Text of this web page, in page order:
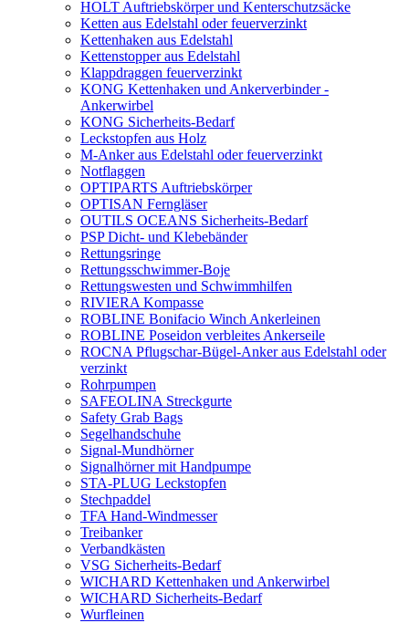
HOLT Auftriebskörper und Kenterschutzsäcke
Ketten aus Edelstahl oder feuerverzinkt
Kettenhaken aus Edelstahl
Kettenstopper aus Edelstahl
Klappdraggen feuerverzinkt
KONG Kettenhaken und Ankerverbinder -
Ankerwirbel
KONG Sicherheits-Bedarf
Leckstopfen aus Holz
M-Anker aus Edelstahl oder feuerverzinkt
Notflaggen
OPTIPARTS Auftriebskörper
OPTISAN Ferngläser
OUTILS OCEANS Sicherheits-Bedarf
PSP Dicht- und Klebebänder
Rettungsringe
Rettungsschwimmer-Boje
Rettungswesten und Schwimmhilfen
RIVIERA Kompasse
ROBLINE Bonifacio Winch Ankerleinen
ROBLINE Poseidon verbleites Ankerseile
ROCNA Pflugschar-Bügel-Anker aus Edelstahl oder
verzinkt
Rohrpumpen
SAFEOLINA Streckgurte
Safety Grab Bags
Segelhandschuhe
Signal-Mundhörner
Signalhörner mit Handpumpe
STA-PLUG Leckstopfen
Stechpaddel
TFA Hand-Windmesser
Treibanker
Verbandkästen
VSG Sicherheits-Bedarf
WICHARD Kettenhaken und Ankerwirbel
WICHARD Sicherheits-Bedarf
Wurfleinen